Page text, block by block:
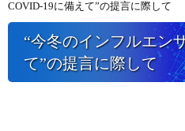
COVID-19に備えて”の提言に際して
“今冬のインフルエン
て”の提言に際して